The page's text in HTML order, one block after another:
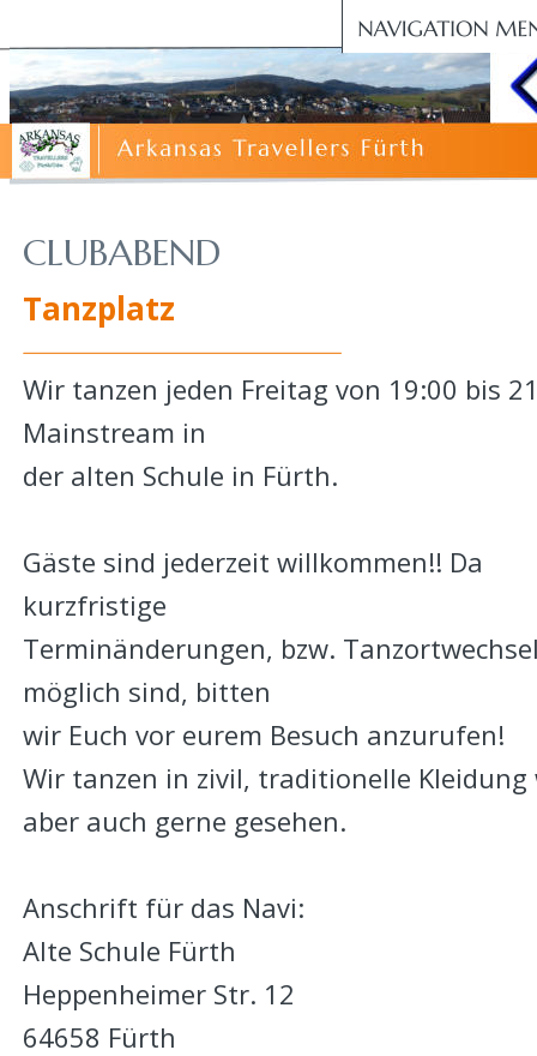
CLUBABEND
Tanzplatz
Wir tanzen jeden Freitag von 19:00 bis
Mainstream in
der alten Schule in Fürth.
Gäste sind jederzeit willkommen!! Da
kurzfristige
Terminänderungen, bzw.
möglich sind, bitten
wir Euch vor eurem Besuch anzurufen!
Wir tanzen in zivil, traditionelle
aber auch gerne gesehen.
Anschrift für das Navi:
Alte Schule Fürth
Heppenheimer Str. 12
64658 Fürth